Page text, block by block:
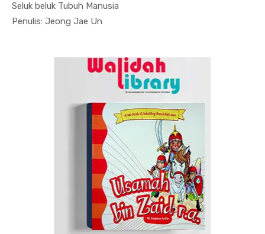
Seluk beluk Tubuh Manusia
Penulis: Jeong Jae Un